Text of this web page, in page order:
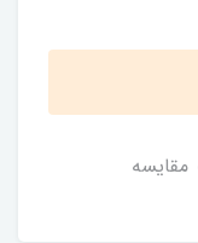
مقایسه